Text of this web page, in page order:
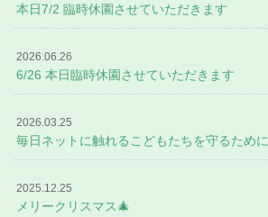
本日7/2 臨時休園させていただきます
2026.06.26
6/26 本日臨時休園させていただきます
2026.03.25
毎日ネットに触れるこどもたちを守るために
2025.12.25
メリークリスマス🎄